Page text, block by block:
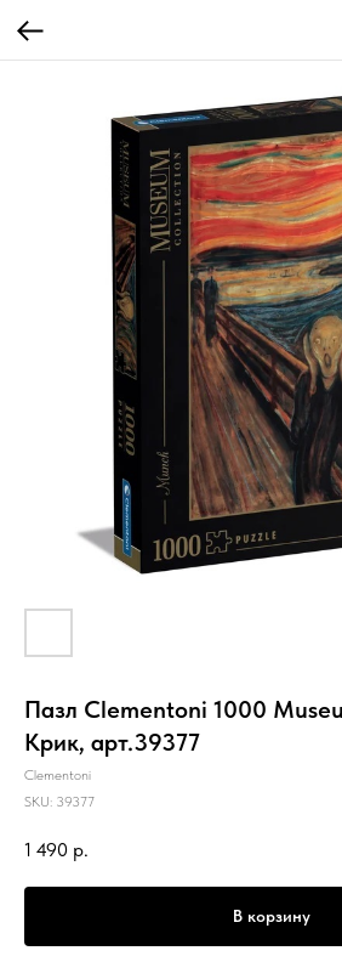
Пазл Clementoni 1000
Крик, арт.39377
Clementoni
SKU: 39377
1 490 р.
В корзину